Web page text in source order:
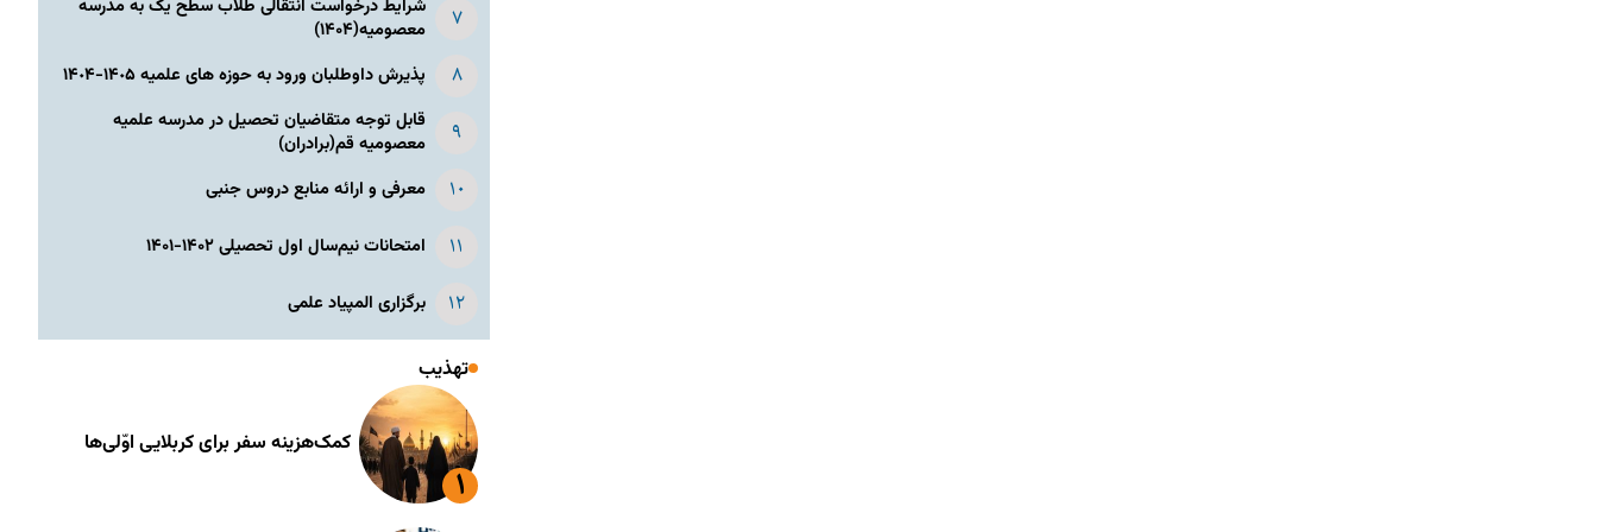
شرایط درخواست انتقالی طلاب سطح یک به مدرسه
معصومیه(۱۴۰۴)
پذیرش داوطلبان ورود به حوزه های علمیه ١۴٠۵-١۴٠۴
قابل توجه متقاضیان تحصیل در مدرسه علمیه
معصومیه قم(برادران)
معرفی و ارائه منابع دروس جنبی
امتحانات نیم‌سال اول تحصیلی ۱۴۰۲-۱۴۰۱
برگزاری المپیاد علمی
تهذیب
کمک‌هزینه سفر برای کربلایی اوّلی‌ها